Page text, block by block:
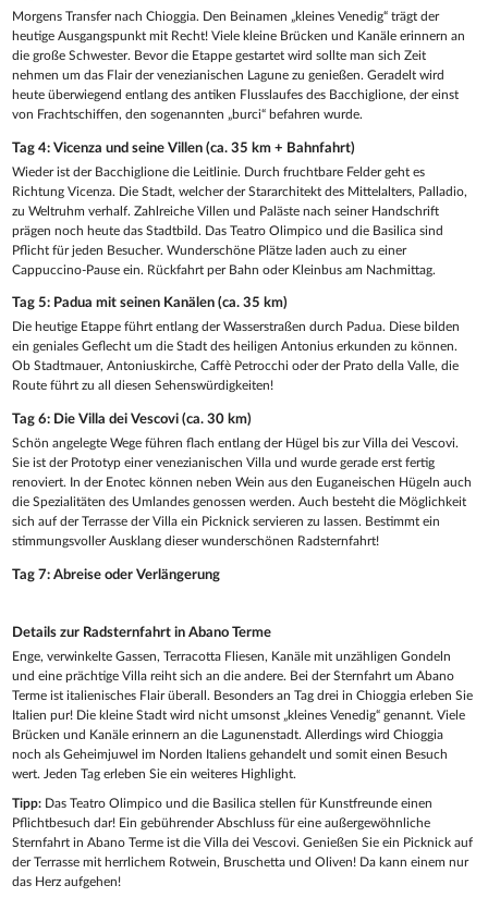
Morgens Transfer nach Chioggia. Den Beinamen „kleines Venedig“ trägt der
heutige Ausgangspunkt mit Recht! Viele kleine Brücken und Kanäle erinnern an
die große Schwester. Bevor die Etappe gestartet wird sollte man sich Zeit
nehmen um das Flair der venezianischen Lagune zu genießen. Geradelt wird
heute überwiegend entlang des antiken Flusslaufes des Bacchiglione, der einst
von Frachtschiffen, den sogenannten „burci“ befahren wurde.
Tag 4: Vicenza und seine Villen (ca. 35 km + Bahnfahrt)
Wieder ist der Bacchiglione die Leitlinie. Durch fruchtbare Felder geht es
Richtung Vicenza. Die Stadt, welcher der Stararchitekt des Mittelalters, Palladio,
zu Weltruhm verhalf. Zahlreiche Villen und Paläste nach seiner Handschrift
prägen noch heute das Stadtbild. Das Teatro Olimpico und die Basilica sind
Pflicht für jeden Besucher. Wunderschöne Plätze laden auch zu einer
Cappuccino-Pause ein. Rückfahrt per Bahn oder Kleinbus am Nachmittag.
Tag 5: Padua mit seinen Kanälen (ca. 35 km)
Die heutige Etappe führt entlang der Wasserstraßen durch Padua. Diese bilden
ein geniales Geflecht um die Stadt des heiligen Antonius erkunden zu können.
Ob Stadtmauer, Antoniuskirche, Caffè Petrocchi oder der Prato della Valle, die
Route führt zu all diesen Sehenswürdigkeiten!
Tag 6: Die Villa dei Vescovi (ca. 30 km)
Schön angelegte Wege führen flach entlang der Hügel bis zur Villa dei Vescovi.
Sie ist der Prototyp einer venezianischen Villa und wurde gerade erst fertig
renoviert. In der Enotec können neben Wein aus den Euganeischen Hügeln auch
die Spezialitäten des Umlandes genossen werden. Auch besteht die Möglichkeit
sich auf der Terrasse der Villa ein Picknick servieren zu lassen. Bestimmt ein
stimmungsvoller Ausklang dieser wunderschönen Radsternfahrt!
Tag 7: Abreise oder Verlängerung
Details zur Radsternfahrt in Abano Terme
Enge, verwinkelte Gassen, Terracotta Fliesen, Kanäle mit unzähligen Gondeln
und eine prächtige Villa reiht sich an die andere. Bei der Sternfahrt um Abano
Terme ist italienisches Flair überall. Besonders an Tag drei in Chioggia erleben Sie
Italien pur! Die kleine Stadt wird nicht umsonst „kleines Venedig“ genannt. Viele
Brücken und Kanäle erinnern an die Lagunenstadt. Allerdings wird Chioggia
noch als Geheimjuwel im Norden Italiens gehandelt und somit einen Besuch
wert. Jeden Tag erleben Sie ein weiteres Highlight.
Tipp: Das Teatro Olimpico und die Basilica stellen für Kunstfreunde einen
Pflichtbesuch dar! Ein gebührender Abschluss für eine außergewöhnliche
Sternfahrt in Abano Terme ist die Villa dei Vescovi. Genießen Sie ein Picknick auf
der Terrasse mit herrlichem Rotwein, Bruschetta und Oliven! Da kann einem nur
das Herz aufgehen!